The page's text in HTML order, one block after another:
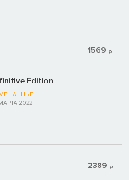
Edition
2022
1569 р
2389 р